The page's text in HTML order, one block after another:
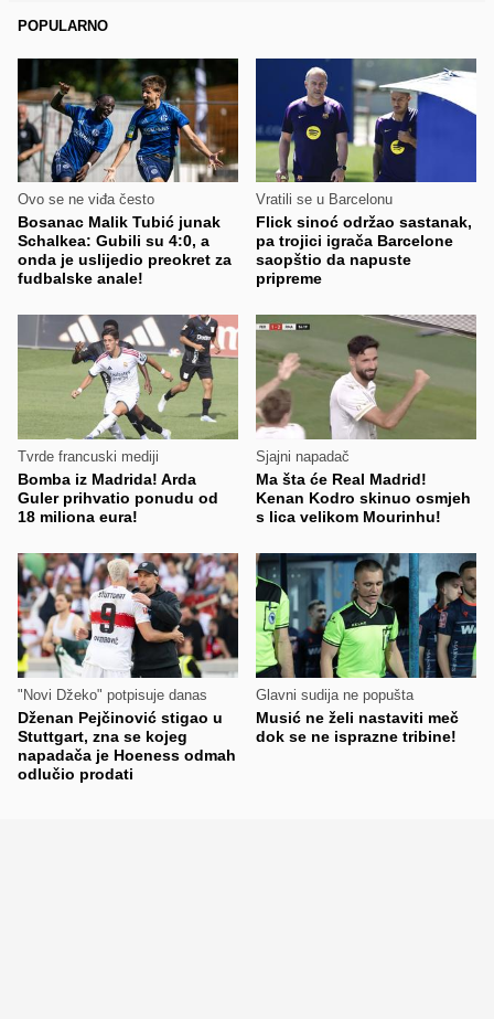
POPULARNO
Ovo se ne viđa često
Bosanac Malik Tubić junak
Schalkea: Gubili su 4:0, a
onda je uslijedio preokret za
fudbalske anale!
Vratili se u Barcelonu
Flick sinoć održao sastanak,
pa trojici igrača Barcelone
saopštio da napuste
pripreme
Tvrde francuski mediji
Bomba iz Madrida! Arda
Guler prihvatio ponudu od
18 miliona eura!
Sjajni napadač
Ma šta će Real Madrid!
Kenan Kodro skinuo osmjeh
s lica velikom Mourinhu!
"Novi Džeko" potpisuje danas
Dženan Pejčinović stigao u
Stuttgart, zna se kojeg
napadača je Hoeness odmah
odlučio prodati
Glavni sudija ne popušta
Musić ne želi nastaviti meč
dok se ne isprazne tribine!